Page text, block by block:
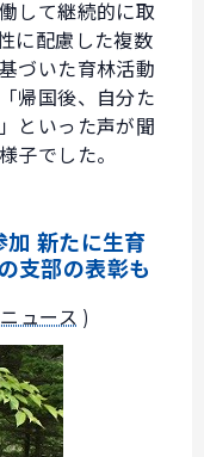
して継続的に取
に配慮した複数
づいた育林活動
帰国後、自分た
といった声が聞
子でした。
新たに生育
支部の表彰も
ュース )